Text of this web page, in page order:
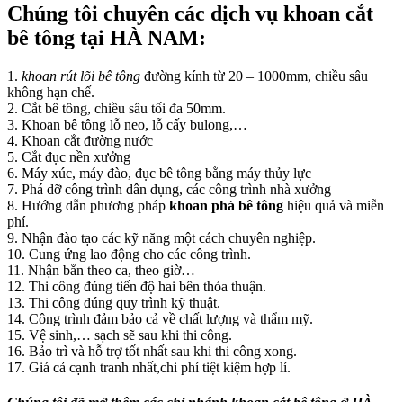
Chúng tôi chuyên các dịch vụ khoan cắt
bê tông tại HÀ NAM:
1. khoan rút lõi bê tông đường kính từ 20 – 1000mm, chiều sâu
không hạn chế.
2. Cắt bê tông, chiều sâu tối đa 50mm.
3. Khoan bê tông lỗ neo, lỗ cấy bulong,…
4. Khoan cắt đường nước
5. Cắt đục nền xưởng
6. Máy xúc, máy đào, đục bê tông bằng máy thủy lực
7. Phá dỡ công trình dân dụng, các công trình nhà xưởng
8. Hướng dẫn phương pháp khoan phá bê tông hiệu quả và miễn
phí.
9. Nhận đào tạo các kỹ năng một cách chuyên nghiệp.
10. Cung ứng lao động cho các công trình.
11. Nhận bắn theo ca, theo giờ…
12. Thi công đúng tiến độ hai bên thỏa thuận.
13. Thi công đúng quy trình kỹ thuật.
14. Công trình đảm bảo cả về chất lượng và thẩm mỹ.
15. Vệ sinh,… sạch sẽ sau khi thi công.
16. Bảo trì và hỗ trợ tốt nhất sau khi thi công xong.
17. Giá cả cạnh tranh nhất,chi phí tiệt kiệm hợp lí.